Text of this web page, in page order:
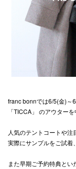
franc bonnでは6/5(金)～
「TICCA」 のアウター
人気のテントコートや
実際にサンプルをご試着
また早期ご予約特典とい